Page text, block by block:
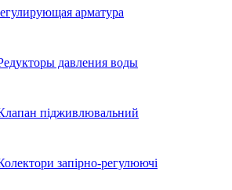
арматура
давления воды
підживлювальний
запірно-регулюючі